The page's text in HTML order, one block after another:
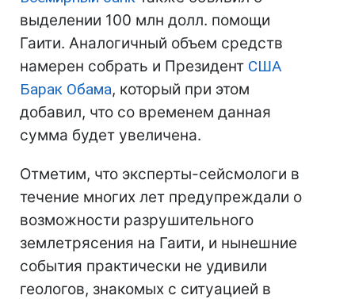
выделении 100 млн долл. помощи
Гаити. Аналогичный объем средств
намерен собрать и Президент США
Барак Обама, который при этом
добавил, что со временем данная
сумма будет увеличена.
Отметим, что эксперты-сейсмологи в
течение многих лет предупреждали о
возможности разрушительного
землетрясения на Гаити, и нынешние
события практически не удивили
геологов, знакомых с ситуацией в